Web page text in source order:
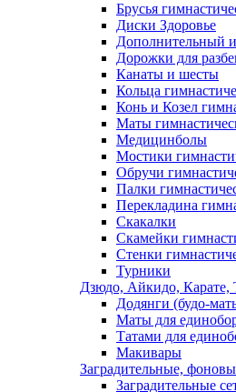
Брусья
Диски Здоровье
Дополнительный
Дорожки для
Канаты и шесты
Кольца
Конь и Козел
Маты
Медицинболы
Мостики
Обручи
Палки
Перекладина
Скакалки
Скамейки
Стенки
Турники
Дзюдо, Айкидо, Карате,
Додянги (будо-
Маты для
Татами для
Макивары
Заградительные,
Заградительные